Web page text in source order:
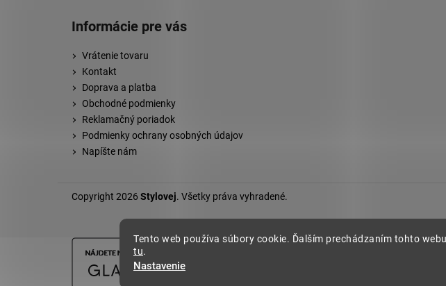
Tento web používa súbory cookie. Ďalším prechádzaním tohto
tu.
Nastavenie
Informácie pre vás
Vrátenie tovaru
Kontakt
Doprava a platba
Obchodné podmienky
Reklamačný poriadok
Podmienky ochrany osobných údajov
Napíšte nám
Copyright 2026 Stylovej. Všetky práva vyhradené.